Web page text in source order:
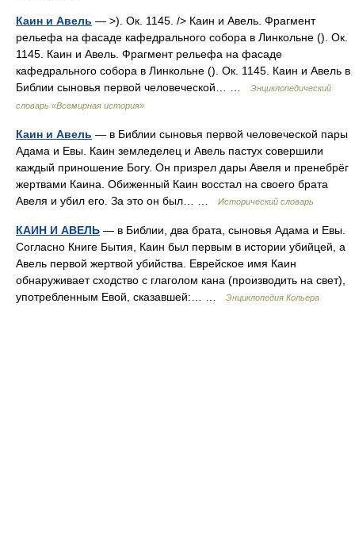
Каин и Авель — >). Ок. 1145. /> Каин и Авель. Фрагмент
рельефа на фасаде кафедрального собора в Линкольне (). Ок.
1145. Каин и Авель. Фрагмент рельефа на фасаде
кафедрального собора в Линкольне (). Ок. 1145. Каин и Авель в
Библии сыновья первой человеческой… …
Энциклопедический
словарь «Всемирная история»
Каин и Авель — в Библии сыновья первой человеческой пары
Адама и Евы. Каин земледелец и Авель пастух совершили
каждый приношение Богу. Он призрел дары Авеля и пренебрёг
жертвами Каина. Обиженный Каин восстал на своего брата
Авеля и убил его. За это он был… …
Исторический словарь
КАИН И АВЕЛЬ — в Библии, два брата, сыновья Адама и Евы.
Согласно Книге Бытия, Каин был первым в истории убийцей, а
Авель первой жертвой убийства. Еврейское имя Каин
обнаруживает сходство с глаголом кана (производить на свет),
употребленным Евой, сказавшей:… …
Энциклопедия Кольера